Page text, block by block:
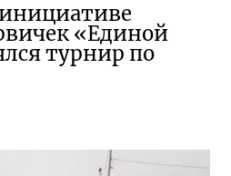
«Единой
турнир по